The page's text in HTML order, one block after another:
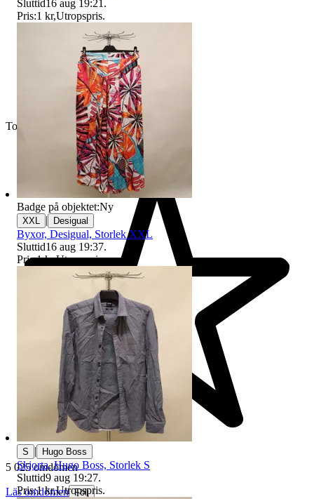
Toppsäljare
5 025 omdömen
Läs omdömen Följ
Sluttid16 aug 19:21 .
Pris:1 kr,Utropspris.
Badge på objektet:Ny
XXL | Desigual
Byxor, Desigual, Storlek XXL
Sluttid16 aug 19:37.
Pris:1 kr,Utropspris.
S | Hugo Boss
Skjorta, Hugo Boss, Storlek S
Sluttid9 aug 19:27.
Pris:1 kr,Utropspris.